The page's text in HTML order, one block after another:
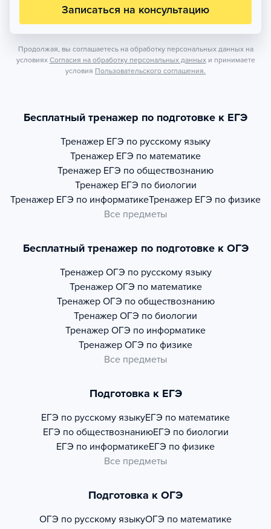
Записаться на консультацию
Продолжая, вы соглашаетесь на обработку персональных данных на
условиях Согласия на обработку персональных данных и принимаете
условия Пользовательского соглашения.
Бесплатный тренажер по подготовке к ЕГЭ
Тренажер ЕГЭ по русскому языку
Тренажер ЕГЭ по математике
Тренажер ЕГЭ по обществознанию
Тренажер ЕГЭ по биологии
Тренажер ЕГЭ по информатикеТренажер ЕГЭ по физике
Все предметы
Бесплатный тренажер по подготовке к ОГЭ
Тренажер ОГЭ по русскому языку
Тренажер ОГЭ по математике
Тренажер ОГЭ по обществознанию
Тренажер ОГЭ по биологии
Тренажер ОГЭ по информатике
Тренажер ОГЭ по физике
Все предметы
Подготовка к ЕГЭ
ЕГЭ по русскому языкуЕГЭ по математике
ЕГЭ по обществознаниюЕГЭ по биологии
ЕГЭ по информатикеЕГЭ по физике
Все предметы
Подготовка к ОГЭ
ОГЭ по русскому языкуОГЭ по математике